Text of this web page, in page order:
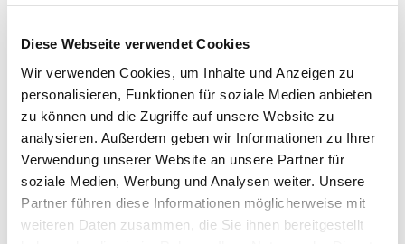
Diese Webseite verwendet Cookies
Wir verwenden Cookies, um Inhalte und Anzeigen zu
personalisieren, Funktionen für soziale Medien anbieten
zu können und die Zugriffe auf unsere Website zu
analysieren. Außerdem geben wir Informationen zu Ihrer
Verwendung unserer Website an unsere Partner für
soziale Medien, Werbung und Analysen weiter. Unsere
Partner führen diese Informationen möglicherweise mit
weiteren Daten zusammen, die Sie ihnen bereitgestellt
Dies könnte Sie auch interessieren